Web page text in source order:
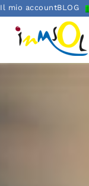
Il mio accountBLOG